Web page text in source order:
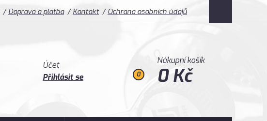
Doprava a platba Kontakt Ochrana osobních údajů
Účet
Přihlásit se
0
Nákupní košík
0 Kč